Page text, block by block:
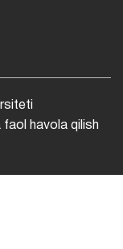
faol havola qilish